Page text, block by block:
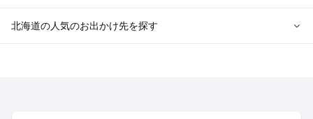
北海道の人気のお出かけ先を探す